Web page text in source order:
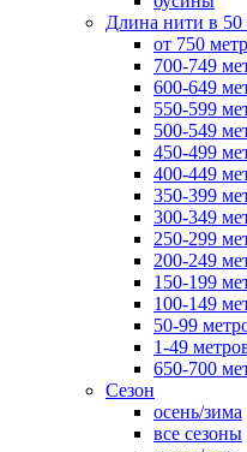
Длина нити в 50
от 750
700-749
600-649
550-599
500-549
450-499
400-449
350-399
300-349
250-299
200-249
150-199
100-149
50-99
1-49
650-700
Сезон
осень/зима
все сезоны